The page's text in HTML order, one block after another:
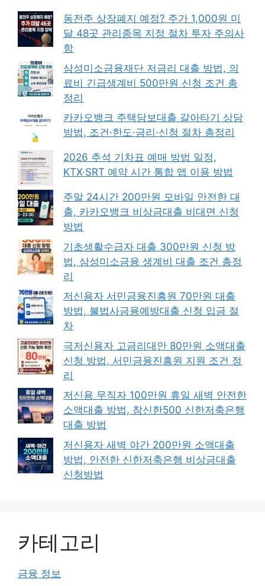
동전주 상장폐지 예정? 주가 1,000원 미
달 48곳 관리종목 지정 절차 투자 주의사
항
삼성미소금융재단 저금리 대출 방법, 의
료비 긴급생계비 500만원 신청 조건 총
정리
카카오뱅크 주택담보대출 갈아타기 상담
방법, 조건·한도·금리·신청 절차 총정리
2026 추석 기차표 예매 방법 일정,
KTX·SRT 예약 시간 통합 앱 이용 방법
주말 24시간 200만원 모바일 안전한 대
출, 카카오뱅크 비상금대출 비대면 신청
방법
기초생활수급자 대출 300만원 신청 방
법, 삼성미소금융 생계비 대출 조건 총정
리
저신용자 서민금융진흥원 70만원 대출
방법, 불법사금융예방대출 신청 입금 절
차
극저신용자 고금리대안 80만원 소액대출
신청 방법, 서민금융진흥원 지원 조건 정
리
저신용 무직자 100만원 휴일 새벽 안전한
소액대출 방법, 참신한500 신한저축은행
대출 방법
저신용자 새벽 야간 200만원 소액대출
방법, 안전한 신한저축은행 비상금대출
신청방법
카테고리
금융 정보